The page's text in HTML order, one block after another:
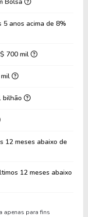
5 anos acima de 8%
700 mil
bilhão
12 meses abaixo de
12 meses abaixo
apenas para fins